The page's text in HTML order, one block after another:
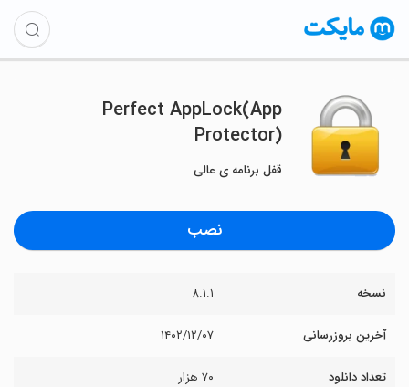
Perfect AppLock(App
Protector)
قفل برنامه ی عالی
نصب
نسخه ۸.۱.۱
آخرین بروزرسانی ۱۴۰۲/۱۲/۰۷
تعداد دانلود ۷۰ هزار